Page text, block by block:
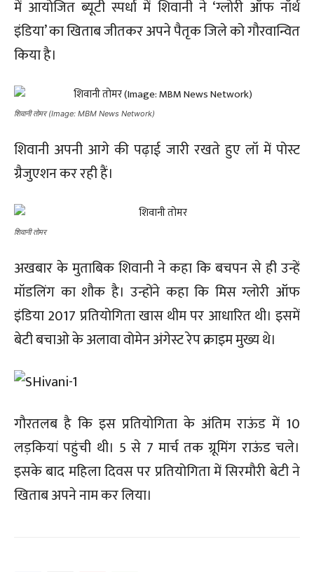
में आयोजित ब्यूटी स्पर्धा में शिवानी ने ‘ग्लोरी ऑफ नॉर्थ
इंडिया’ का खिताब जीतकर अपने पैतृक जिले को गौरवान्वित
किया है।
शिवानी तोमर (Image: MBM News Network)
शिवानी अपनी आगे की पढ़ाई जारी रखते हुए लॉ में पोस्ट
ग्रैजुएशन कर रही हैं।
शिवानी तोमर
अखबार के मुताबिक शिवानी ने कहा कि बचपन से ही उन्हें
मॉडलिंग का शौक है। उन्होंने कहा कि मिस ग्लोरी ऑफ
इंडिया 2017 प्रतियोगिता खास थीम पर आधारित थी। इसमें
बेटी बचाओ के अलावा वोमेन अंगेस्ट रेप क्राइम मुख्य थे।
गौरतलब है कि इस प्रतियोगिता के अंतिम राऊंड में 10
लड़कियां पहुंची थी। 5 से 7 मार्च तक ग्रूमिंग राऊंड चले।
इसके बाद महिला दिवस पर प्रतियोगिता में सिरमौरी बेटी ने
खिताब अपने नाम कर लिया।